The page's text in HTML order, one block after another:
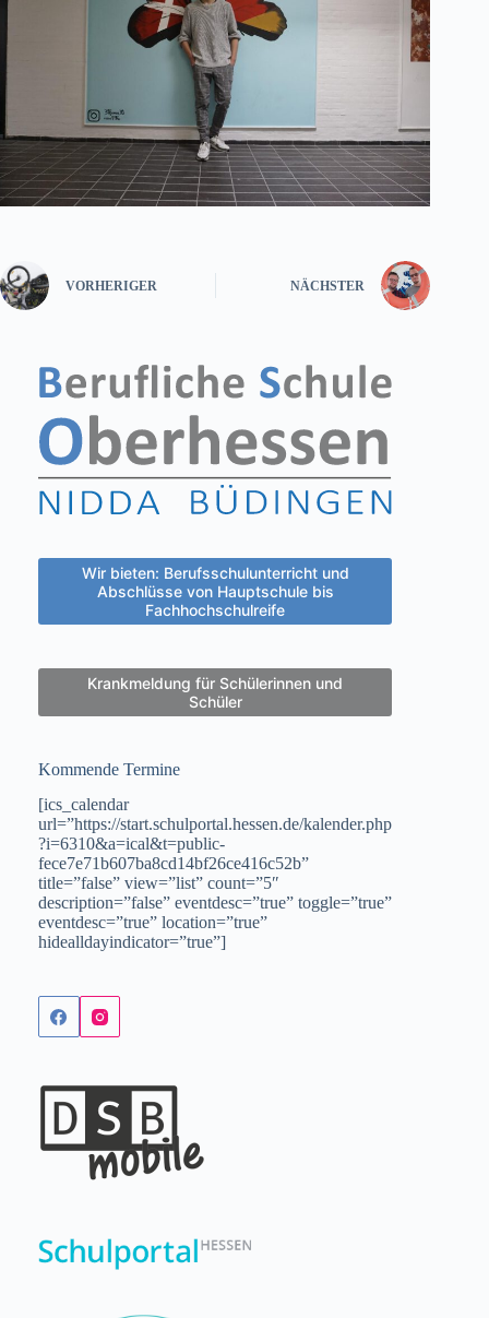
VORHERIGER NÄCHSTER
Wir bieten: Berufsschulunterricht und
Abschlüsse von Hauptschule bis
Fachhochschulreife
Krankmeldung für Schülerinnen und
Schüler
Kommende Termine
[ics_calendar
url=”https://start.schulportal.hessen.de/kalender.php
?i=6310&a=ical&t=public-
fece7e71b607ba8cd14bf26ce416c52b”
title=”false” view=”list” count=”5″
description=”false” eventdesc=”true” toggle=”true”
eventdesc=”true” location=”true”
hidealldayindicator=”true”]